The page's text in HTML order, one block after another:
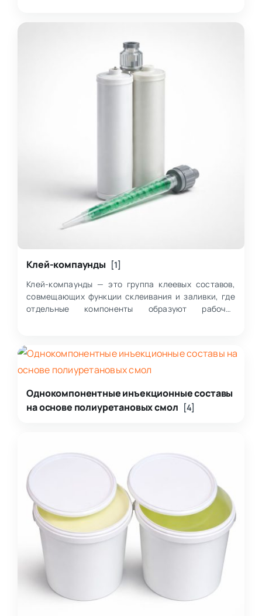
Клей-компаунды
[1]
Клей-компаунды — это группа клеевых составов,
совмещающих функции склеивания и заливки, где
отдельные компоненты образуют рабочий
Однокомпонентные инъекционные составы
на основе полиуретановых смол
[4]